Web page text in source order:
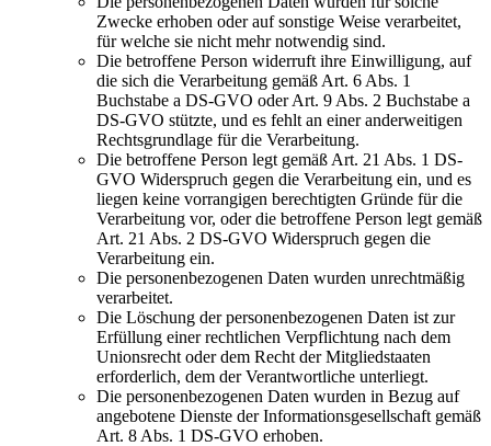
Zwecke erhoben oder auf sonstige Weise verarbeitet,
für welche sie nicht mehr notwendig sind.
Die betroffene Person widerruft ihre Einwilligung, auf
die sich die Verarbeitung gemäß Art. 6 Abs. 1
Buchstabe a DS-GVO oder Art. 9 Abs. 2 Buchstabe a
DS-GVO stützte, und es fehlt an einer anderweitigen
Rechtsgrundlage für die Verarbeitung.
Die betroffene Person legt gemäß Art. 21 Abs. 1 DS-
GVO Widerspruch gegen die Verarbeitung ein, und es
liegen keine vorrangigen berechtigten Gründe für die
Verarbeitung vor, oder die betroffene Person legt gemäß
Art. 21 Abs. 2 DS-GVO Widerspruch gegen die
Verarbeitung ein.
Die personenbezogenen Daten wurden unrechtmäßig
verarbeitet.
Die Löschung der personenbezogenen Daten ist zur
Erfüllung einer rechtlichen Verpflichtung nach dem
Unionsrecht oder dem Recht der Mitgliedstaaten
erforderlich, dem der Verantwortliche unterliegt.
Die personenbezogenen Daten wurden in Bezug auf
angebotene Dienste der Informationsgesellschaft gemäß
Art. 8 Abs. 1 DS-GVO erhoben.